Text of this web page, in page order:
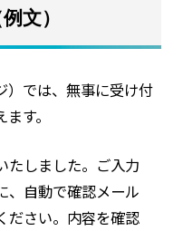
文）
）では、無事に受け付
す。
たしました。ご入力
、自動で確認メール
ださい。内容を確認